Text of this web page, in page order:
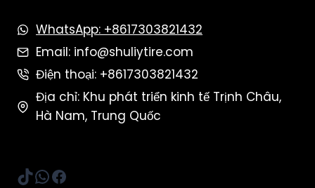
WhatsApp: +8617303821432
Email: info@shuliytire.com
Điện thoại: +8617303821432
Địa chỉ: Khu phát triển kinh tế Trịnh Châu,
Hà Nam, Trung Quốc
TikTok
WhatsApp
Facebook